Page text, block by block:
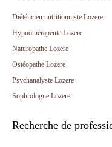
Diététicien nutritionniste Lozere
Hypnothérapeute Lozere
Naturopathe Lozere
Ostéopathe Lozere
Psychanalyste Lozere
Sophrologue Lozere
Recherche de